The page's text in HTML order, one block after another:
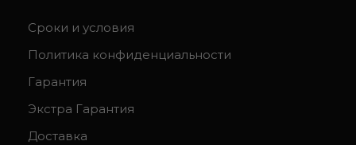
Сроки и условия
Политика конфиденциальности
Гарантия
Экстра Гарантия
Доставка